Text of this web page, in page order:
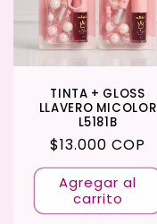
TINTA + GLOSS
LLAVERO MICOLOR
L5181B
Precio
habitual
$13.000 COP
Agregar al
carrito